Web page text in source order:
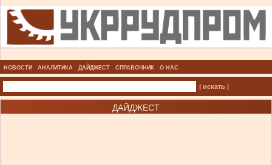
НОВОСТИ АНАЛИТИКА ДАЙДЖЕСТ СПРАВОЧНИК О НАС
| искать |
ДАЙДЖЕСТ